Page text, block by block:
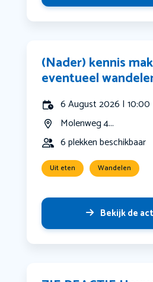
(Nader) kennis
eventueel
6 August 2026 | 10:00
Molenweg 4...
6 plekken beschikbaar
Uit eten Wandelen
Bekijk de